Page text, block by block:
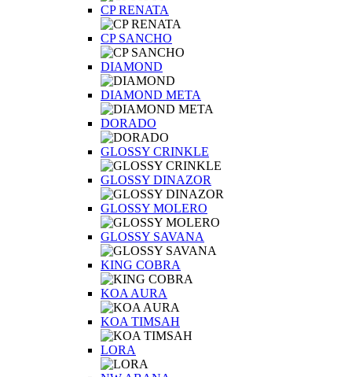
CP RENATA
CP SANCHO
DIAMOND
DIAMOND META
DORADO
GLOSSY CRINKLE
GLOSSY DINAZOR
GLOSSY MOLERO
GLOSSY SAVANA
KING COBRA
KOA AURA
KOA TIMSAH
LORA